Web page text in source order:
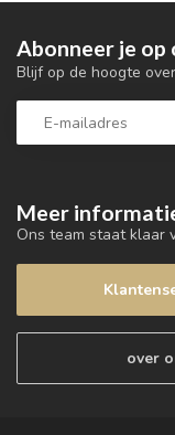
Meer
Ons team staat klaar
over
Abonneer je op
Blijf op de hoogte